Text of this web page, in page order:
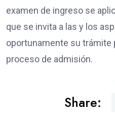
examen de ingreso se
que se invita a las y los
oportunamente su trámite
proceso de admisión.
Share: